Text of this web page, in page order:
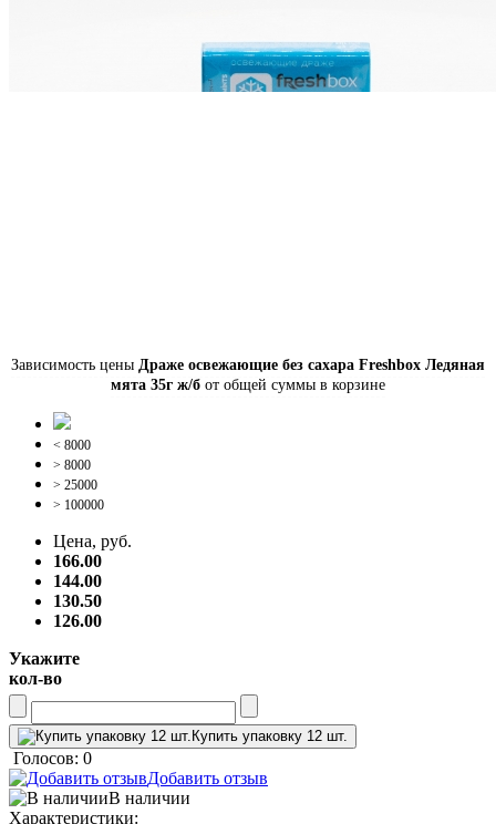
Зависимость цены Драже освежающие без сахара Freshbox Ледяная
мята 35г ж/б от общей суммы в корзине
< 8000
> 8000
> 25000
> 100000
Цена, руб.
166.00
144.00
130.50
126.00
Укажите
кол-во
Купить упаковку 12 шт.
Голосов: 0
Добавить отзыв
В наличии
Характеристики: